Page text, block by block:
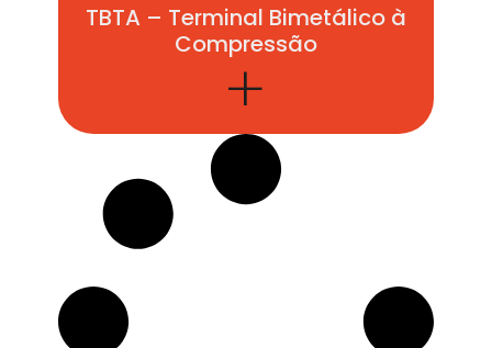
TBTA – Terminal Bimetálico à
Compressão
+